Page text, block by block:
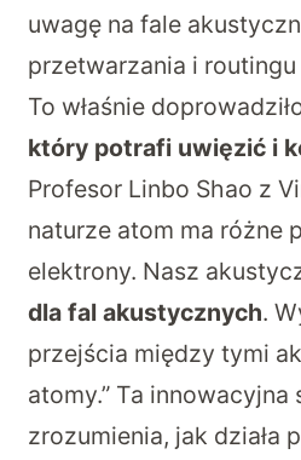
uwagę na fale
przetwarzania i
To właśnie
który potrafi uwięzić i
Profesor Linbo Shao z
naturze atom ma różne
elektrony. Nasz
dla fal akustycznych.
przejścia między tymi
atomy.” Ta
zrozumienia, jak działa